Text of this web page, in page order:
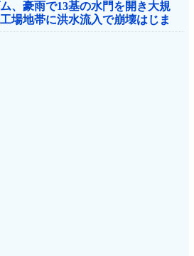
、豪雨で13基の水門を開き大規
場地帯に洪水流入で崩壊はじま